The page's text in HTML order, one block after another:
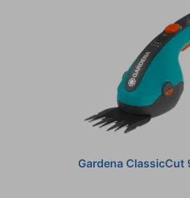
Gardena ClassicCut